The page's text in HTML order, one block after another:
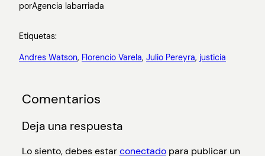
porAgencia labarriada
Etiquetas:
Andres Watson, Florencio Varela, Julio Pereyra, justicia
Comentarios
Deja una respuesta
Lo siento, debes estarconectadopara publicar un